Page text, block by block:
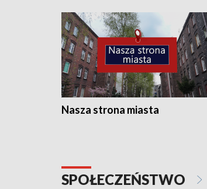
Nasza strona miasta
SPOŁECZEŃSTWO